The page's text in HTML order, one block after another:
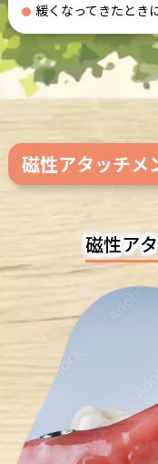
緩くなってきたとき
磁性アタッチメ
磁性ア